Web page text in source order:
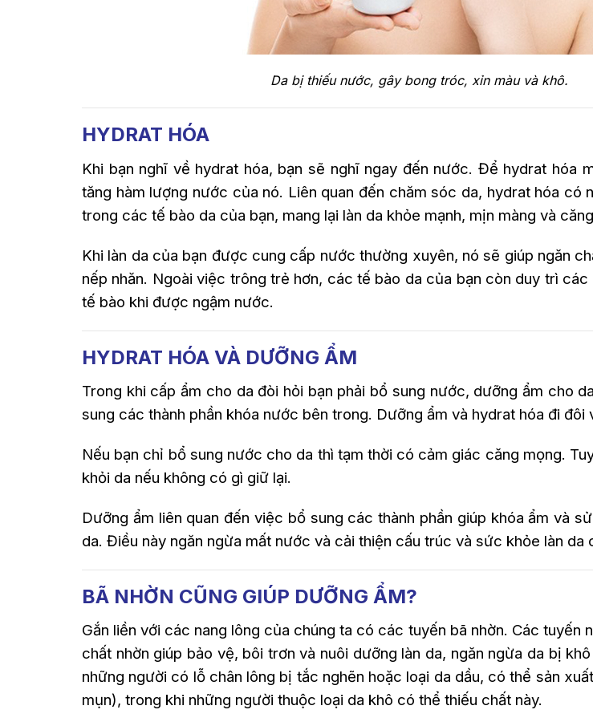
Da bị thiếu nước, gây bong tróc, xỉn màu và khô.
HYDRAT HÓA
Khi bạn nghĩ về hydrat hóa, bạn sẽ nghĩ ngay đến nước. Để hydrat hóa
tăng hàm lượng nước của nó. Liên quan đến chăm sóc da, hydrat hóa có
trong các tế bào da của bạn, mang lại làn da khỏe mạnh, mịn màng và
Khi làn da của bạn được cung cấp nước thường xuyên, nó sẽ giúp ngăn
nếp nhăn. Ngoài việc trông trẻ hơn, các tế bào da của bạn còn duy trì
tế bào khi được ngậm nước.
HYDRAT HÓA VÀ DƯỠNG ẨM
Trong khi cấp ẩm cho da đòi hỏi bạn phải bổ sung nước, dưỡng ẩm cho
sung các thành phần khóa nước bên trong. Dưỡng ẩm và hydrat hóa đi đôi
Nếu bạn chỉ bổ sung nước cho da thì tạm thời có cảm giác căng mọng.
khỏi da nếu không có gì giữ lại.
Dưỡng ẩm liên quan đến việc bổ sung các thành phần giúp khóa ẩm và
da. Điều này ngăn ngừa mất nước và cải thiện cấu trúc và sức khỏe làn da
BÃ NHỜN CŨNG GIÚP DƯỠNG ẨM?
Gắn liền với các nang lông của chúng ta có các tuyến bã nhờn. Các tuyến
chất nhờn giúp bảo vệ, bôi trơn và nuôi dưỡng làn da, ngăn ngừa da bị
những người có lỗ chân lông bị tắc nghẽn hoặc loại da dầu, có thể sản
mụn), trong khi những người thuộc loại da khô có thể thiếu chất này.